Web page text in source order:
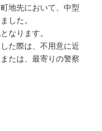
地先において、中型
した。
なります。
た際は、不用意に近
たは、最寄りの警察